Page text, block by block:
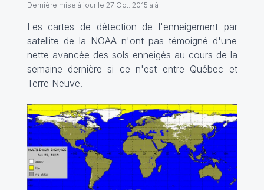
Dernière mise à jour le 27 Oct. 2015 à à
Les cartes de détection de l'enneigement par
satellite de la NOAA n'ont pas témoigné d'une
nette avancée des sols enneigés au cours de la
semaine dernière si ce n'est entre Québec et
Terre Neuve.